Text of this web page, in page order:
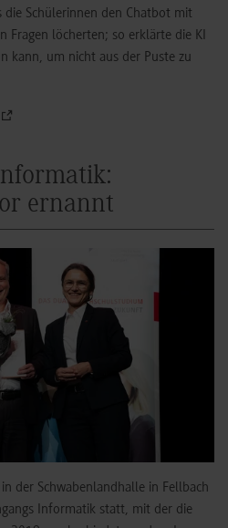
Schülerinnen den Chatbot mit
Fragen löcherten; so erklärte die KI
kann, um nicht aus der Puste zu
ernannt
der Schwabenlandhalle in Fellbach
Informatik statt, mit der die